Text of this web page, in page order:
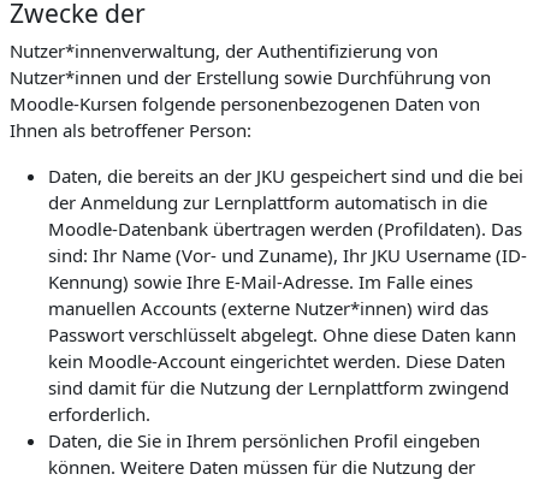
Zwecke der
Nutzer*innenverwaltung, der Authentifizierung von
Nutzer*innen und der Erstellung sowie Durchführung von
Moodle-Kursen folgende personenbezogenen Daten von
Ihnen als betroffener Person:
Daten, die bereits an der JKU gespeichert sind und die bei
der Anmeldung zur Lernplattform automatisch in die
Moodle-Datenbank übertragen werden (Profildaten). Das
sind: Ihr Name (Vor- und Zuname), Ihr JKU Username (ID-
Kennung) sowie Ihre E-Mail-Adresse. Im Falle eines
manuellen Accounts (externe Nutzer*innen) wird das
Passwort verschlüsselt abgelegt. Ohne diese Daten kann
kein Moodle-Account eingerichtet werden. Diese Daten
sind damit für die Nutzung der Lernplattform zwingend
erforderlich.
Daten, die Sie in Ihrem persönlichen Profil eingeben
können. Weitere Daten müssen für die Nutzung der